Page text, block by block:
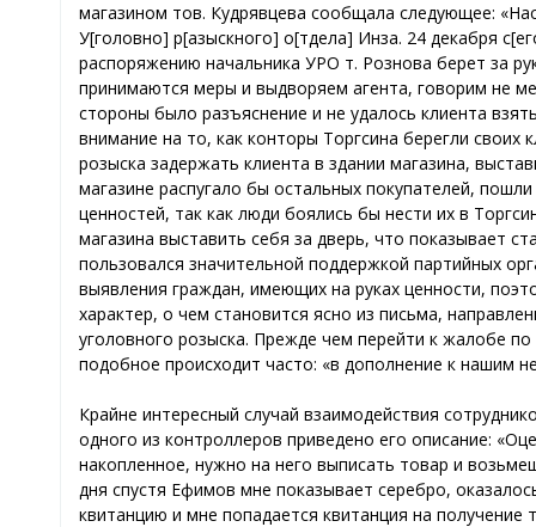
магазином тов. Кудрявцева сообщала следующее:
У[головно] р[азыскного] о[тдела] Инза. 24 декабря
распоряжению начальника УРО т. Рознова берет за
принимаются меры и выдворяем агента, говорим не
стороны было разъяснение и не удалось клиента
внимание на то, как конторы Торгсина берегли
розыска задержать клиента в здании магазина,
магазине распугало бы остальных покупателей,
ценностей, так как люди боялись бы нести их в
магазина выставить себя за дверь, что показывает
пользовался значительной поддержкой партийных
выявления граждан, имеющих на руках ценности,
характер, о чем становится ясно из письма,
уголовного розыска. Прежде чем перейти к жалобе
подобное происходит часто: «в дополнение к нашим
Крайне интересный случай взаимодействия
одного из контроллеров приведено его описание:
накопленное, нужно на него выписать товар и
дня спустя Ефимов мне показывает серебро,
квитанцию и мне попадается квитанция на